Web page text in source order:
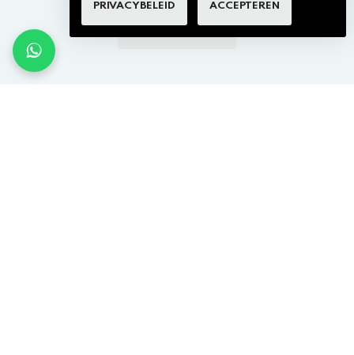
PRIVACYBELEID ACCEPTEREN